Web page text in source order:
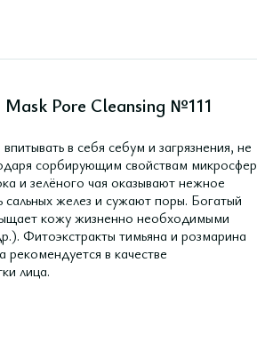
Pore Cleansing №111
в себя себум и загрязнения, не
сорбирующим свойствам микросфер
и зелёного чая оказывают нежное
желез и сужают поры. Богатый
кожу жизненно необходимыми
Фитоэкстракты тимьяна и розмарина
в качестве
лица.